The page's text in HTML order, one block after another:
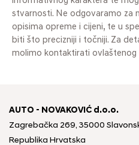
stvarnosti. Ne odgovaramo za
opisima opreme i cijeni, te u
biti što precizniji i točniji. Za
molimo kontaktirati ovlaštenog
AUTO - NOVAKOVIĆ d.o.o.
Zagrebačka 269, 35000
Republika Hrvatska